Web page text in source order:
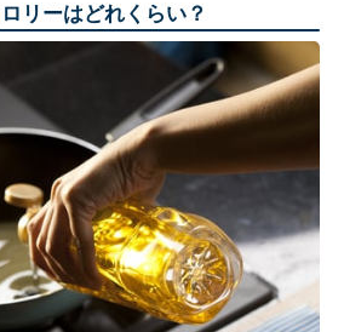
リーはどれくらい？